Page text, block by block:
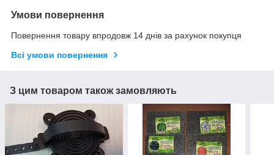
Умови повернення
Повернення товару впродовж 14 днів за рахунок покупця
Всі умови повернення
З цим товаром також замовляють